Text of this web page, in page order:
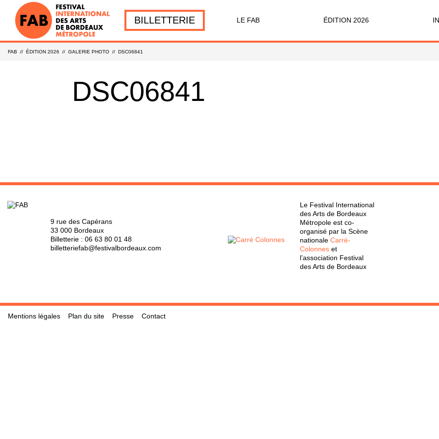
BILLETTERIE LE FAB ÉDITION 2026
FAB // ÉDITION 2026 // GALERIE PHOTO // DSC06841
DSC06841
9 rue des Capérans
33 000 Bordeaux
Billetterie : 06 63 80 01 48
billetteriefab@festivalbordeaux.com
Le Festival International
des Arts de Bordeaux
Métropole est co-
organisé par la Scène
nationaleCarré-
Colonnes et
l’association Festival
des Arts de Bordeaux
Mentions légales Plan du site Presse Contact